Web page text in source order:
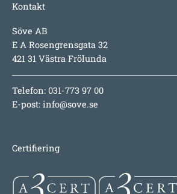
Kontakt
Söve AB
E A Rosengrensgata 32
421 31 Västra Frölunda
Telefon: 031-773 97 00
E-post: info@sove.se
Certifiering